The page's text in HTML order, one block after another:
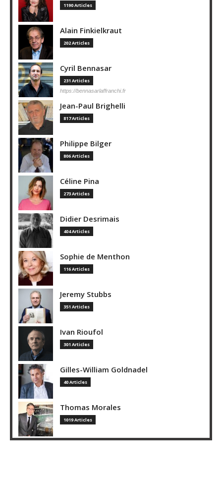
1190 Articles
Alain Finkielkraut
202 Articles
Cyril Bennasar
231 Articles
https://bennasarlaffranchi.fr
Jean-Paul Brighelli
817 Articles
Philippe Bilger
806 Articles
Céline Pina
273 Articles
Didier Desrimais
404 Articles
Sophie de Menthon
116 Articles
Jeremy Stubbs
351 Articles
Ivan Rioufol
301 Articles
Gilles-William Goldnadel
40 Articles
Thomas Morales
1019 Articles